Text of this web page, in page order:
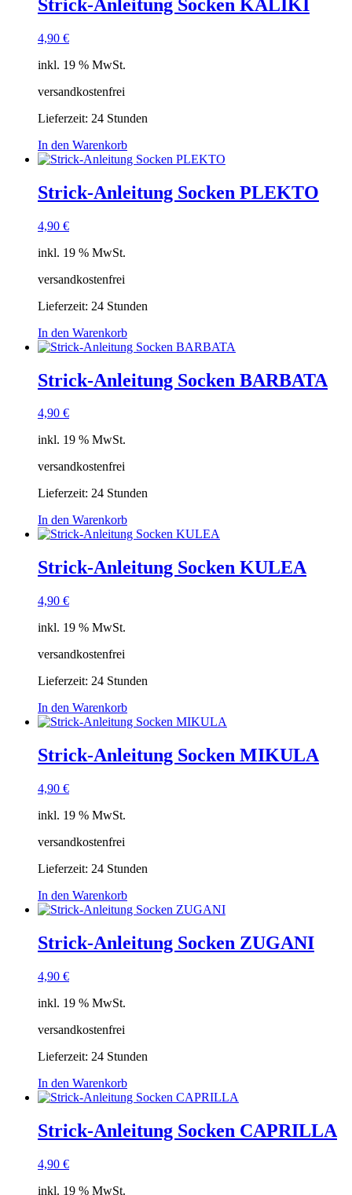
Strick-Anleitung Socken KALIKI
4,90 €
inkl. 19 % MwSt.
versandkostenfrei
Lieferzeit: 24 Stunden
In den Warenkorb
Strick-Anleitung Socken PLEKTO
4,90 €
inkl. 19 % MwSt.
versandkostenfrei
Lieferzeit: 24 Stunden
In den Warenkorb
Strick-Anleitung Socken BARBATA
4,90 €
inkl. 19 % MwSt.
versandkostenfrei
Lieferzeit: 24 Stunden
In den Warenkorb
Strick-Anleitung Socken KULEA
4,90 €
inkl. 19 % MwSt.
versandkostenfrei
Lieferzeit: 24 Stunden
In den Warenkorb
Strick-Anleitung Socken MIKULA
4,90 €
inkl. 19 % MwSt.
versandkostenfrei
Lieferzeit: 24 Stunden
In den Warenkorb
Strick-Anleitung Socken ZUGANI
4,90 €
inkl. 19 % MwSt.
versandkostenfrei
Lieferzeit: 24 Stunden
In den Warenkorb
Strick-Anleitung Socken CAPRILLA
4,90 €
inkl. 19 % MwSt.